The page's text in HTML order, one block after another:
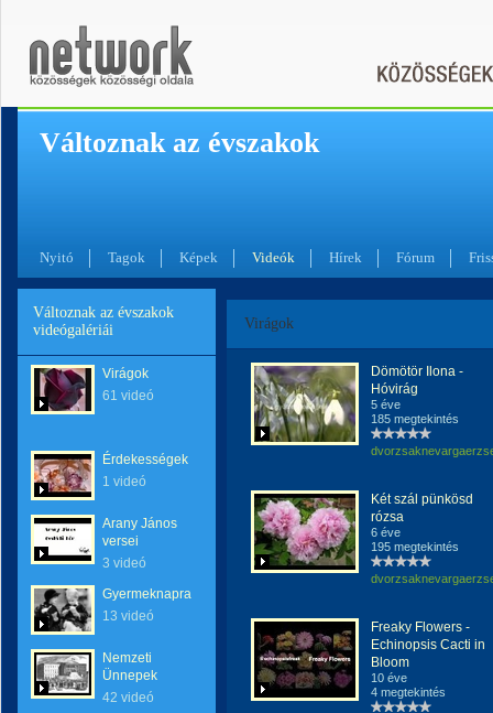
Változnak az évszakok
Nyitó Tagok Képek Videók Hírek Fórum
Változnak az évszakok
videógalériái
Virágok
61 videó
Érdekességek
1 videó
Arany János
versei
3 videó
Gyermeknapra
13 videó
Nemzeti
Ünnepek
42 videó
Virágok
Dömötör Ilona -
Hóvirág
5 éve
185 megtekintés
Két szál pünkösd
rózsa
6 éve
195 megtekintés
Freaky Flowers -
Echinopsis Cacti in
Bloom
10 éve
4 megtekintés